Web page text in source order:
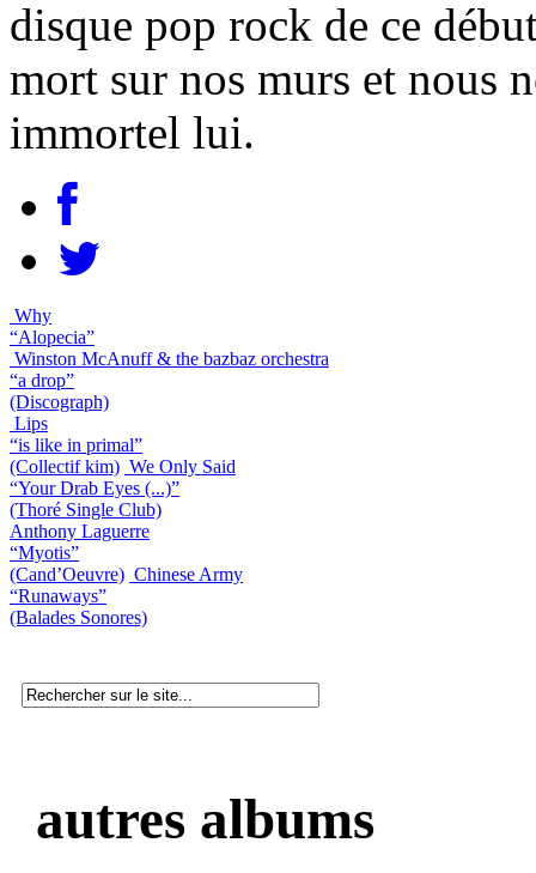
disque pop rock de ce
mort sur nos murs et nous
immortel lui.
Why
“Alopecia”
Winston McAnuff & the bazbaz orchestra
“a drop”
(Discograph)
Lips
“is like in primal”
(Collectif kim) We Only Said
“Your Drab Eyes (...)”
(Thoré Single Club)
Anthony Laguerre
“Myotis”
(Cand’Oeuvre) Chinese Army
“Runaways”
(Balades Sonores)
autres albums